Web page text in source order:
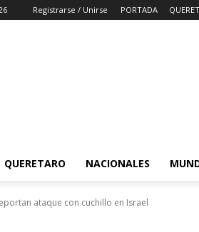
Registrarse / Unirse PORTADA
QUERETARO NACIONALES
ataque con cuchillo en Israel